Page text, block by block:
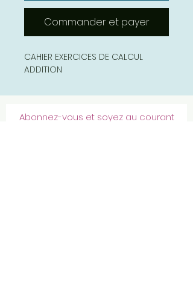
Commander et payer
CAHIER EXERCICES DE CALCUL
ADDITION
Abonnez-vous et soyez au courant